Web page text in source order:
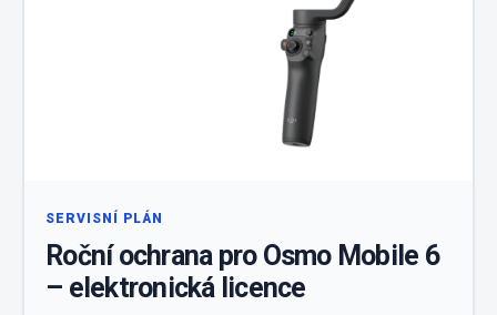
SERVISNÍ PLÁN
Roční ochrana pro Osmo Mobile 6
– elektronická licence